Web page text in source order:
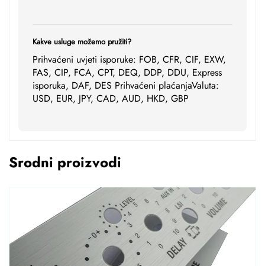
Kakve usluge možemo pružiti?
Prihvaćeni uvjeti isporuke: FOB, CFR, CIF, EXW,
FAS, CIP, FCA, CPT, DEQ, DDP, DDU, Express
isporuka, DAF, DES Prihvaćeni plaćanjaValuta:
USD, EUR, JPY, CAD, AUD, HKD, GBP
Srodni proizvodi